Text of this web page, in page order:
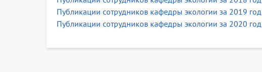
Публикации сотрудников кафедры экологии за 2019 год
Публикации сотрудников кафедры экологии за 2020 год